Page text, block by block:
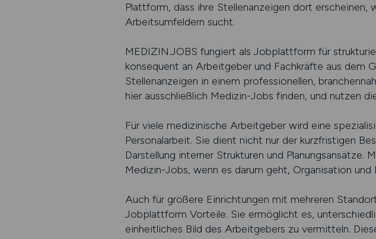
Plattform, dass ihre Stellenanzeigen dort
Arbeitsumfeldern sucht.
MEDIZIN.JOBS fungiert als Jobplattform für
konsequent an Arbeitgeber und Fachkräfte aus dem
Stellenanzeigen in einem professionellen,
hier ausschließlich Medizin-Jobs finden, und nutzen
Für viele medizinische Arbeitgeber wird eine
Personalarbeit. Sie dient nicht nur der kurzfristigen
Darstellung interner Strukturen und
Medizin-Jobs, wenn es darum geht, Organisation
Auch für größere Einrichtungen mit mehreren
Jobplattform Vorteile. Sie ermöglicht es,
einheitliches Bild des Arbeitgebers zu vermitteln.